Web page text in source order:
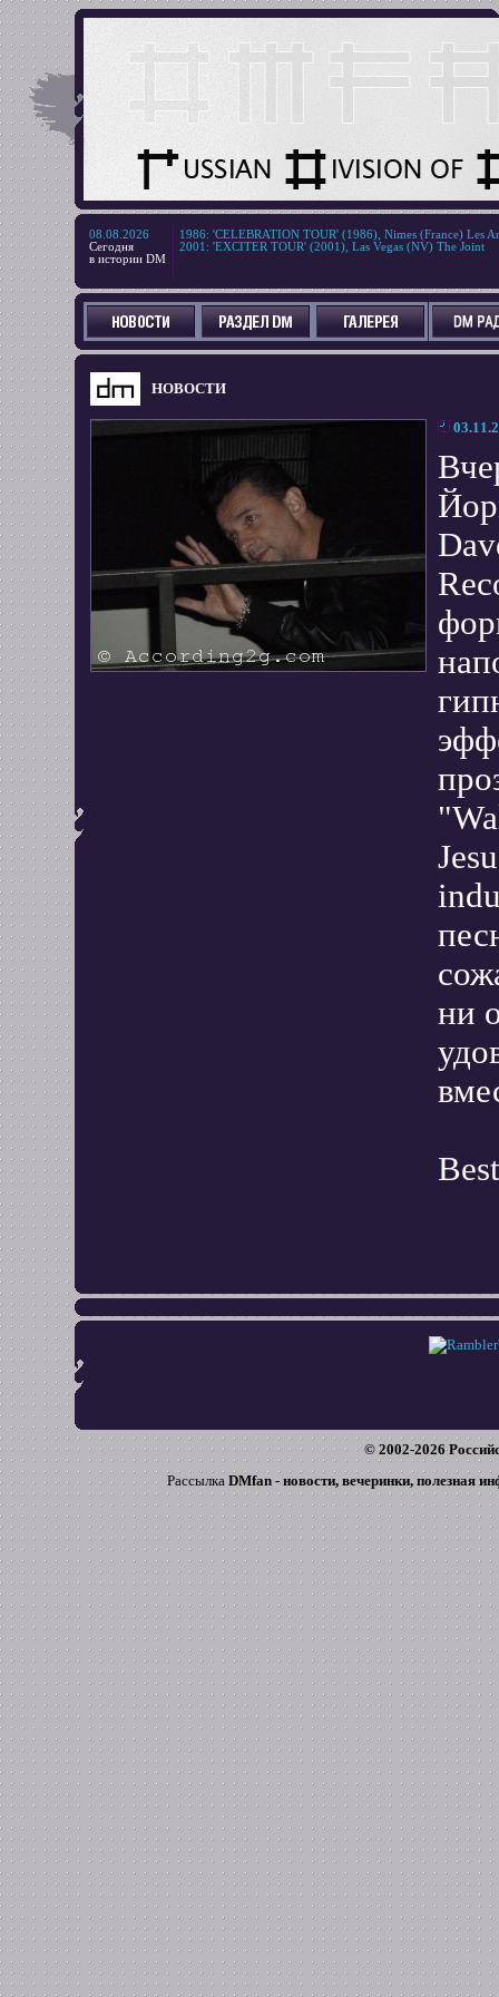
08.08.2026
Сегодня
в истории DM
1986: 'CELEBRATION TOUR' (1986), Nimes (France) Les
2001 : 'EXCITER TOUR' (2001), Las Vegas (NV) The Joint
НОВОСТИ
ни
© 2002-2026
Рассылка DMfan - новости, вечеринки, полезная